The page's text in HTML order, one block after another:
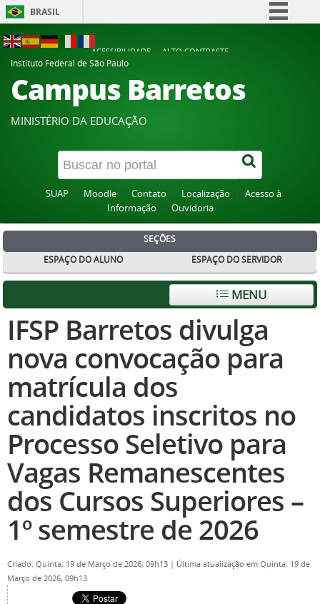
BRASIL
Participe
Acesso à informação
Canais
ACESSIBILIDADE
ALTO CONTRASTE
Instituto Federal de São Paulo
Campus Barretos
MINISTÉRIO DA EDUCAÇÃO
SUAP Moodle Contato Localização
Acesso à
Informação
Ouvidoria
SEÇÕES
ESPAÇO DO ALUNO
ESPAÇO DO SERVIDOR
MENU
IFSP Barretos divulga
nova convocação para
matrícula dos
candidatos inscritos no
Processo Seletivo para
Vagas Remanescentes
dos Cursos Superiores –
1º semestre de 2026
Criado: Quinta, 19 de Março de 2026, 09h13 | Última atualização em Quinta, 19 de
Março de 2026, 09h13